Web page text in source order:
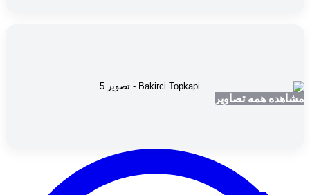
مشاهده همه تصاویر